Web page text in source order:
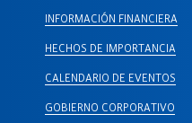
INFORMACIÓN FINANCIERA
HECHOS DE IMPORTANCIA
CALENDARIO DE EVENTOS
GOBIERNO CORPORATIVO